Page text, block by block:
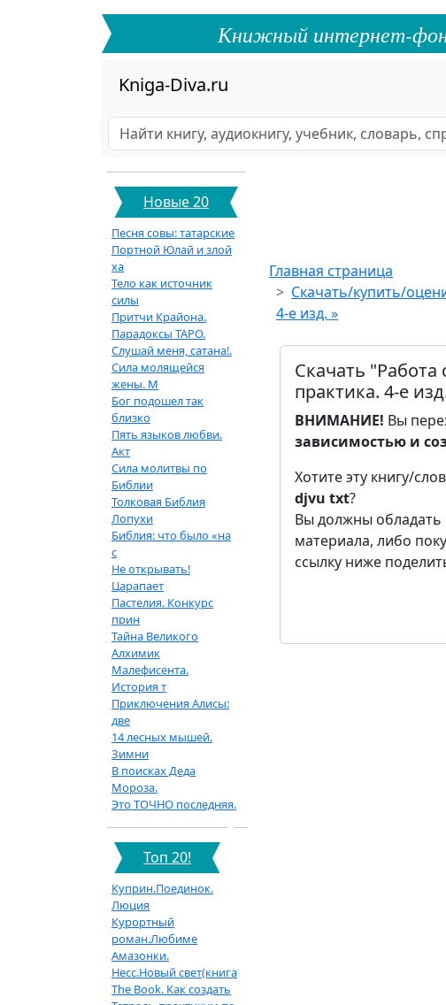
Книжный интернет-
Kniga-Diva.ru
Новые 20
Песня совы: татарские
Портной Юлай и злой
ха
Тело как источник
силы
Притчи Крайона.
Парадоксы ТАРО.
Слушай меня, сатана!.
Сила молящейся
жены. М
Бог подошел так
близко
Пять языков любви.
Акт
Сила молитвы по
Библии
Толковая Библия
Лопухи
Библия: что было «на
с
Не открывать!
Царапает
Пастелия. Конкурс
прин
Тайна Великого
Алхимик
Малефисента.
История т
Приключения Алисы:
две
14 лесных мышей.
Зимни
В поисках Деда
Мороза.
Это ТОЧНО последняя.
Топ 20!
Куприн.Поединок.
Люция
Курортный
роман.Любиме
Амазонки.
Несс.Новый свет(книга
The Book. Как создать
Главная страница
Скачать/купить/
4-е изд. »
Скачать
практика. 4-е
ВНИМАНИЕ! Вы
зависимостью и
Хотите эту книгу/
djvu txt?
Вы должны обладать
материала, либо
ссылку ниже